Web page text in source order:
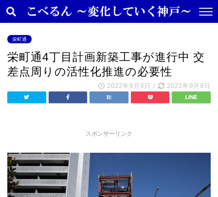
栄町通
栄町通4丁目計画新築工事が進行中 交
差点周りの活性化推進の必要性
2022年9月9日 / 2022年9月9日
スポンサーリンク